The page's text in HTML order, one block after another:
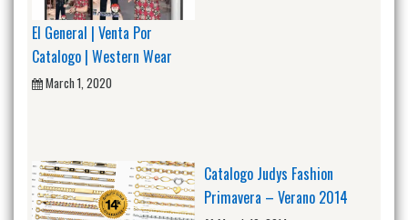
El General | Venta Por
Catalogo | Western Wear
March 1, 2020
Catalogo Judys Fashion
Primavera – Verano 2014